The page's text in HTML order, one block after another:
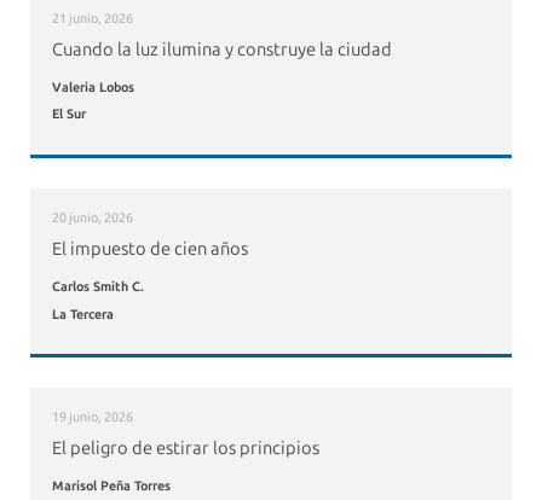
21 junio, 2026
Cuando la luz ilumina y construye la ciudad
Valeria Lobos
El Sur
20 junio, 2026
El impuesto de cien años
Carlos Smith C.
La Tercera
19 junio, 2026
El peligro de estirar los principios
Marisol Peña Torres